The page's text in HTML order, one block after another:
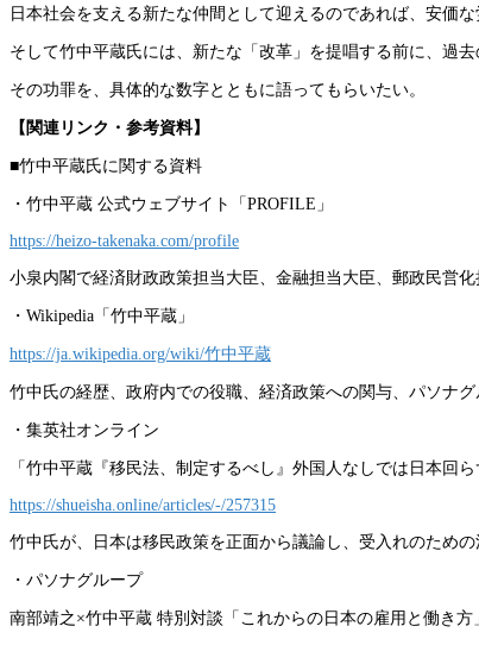
日本社会を支える新たな仲間として迎えるのであれば、安価
そして竹中平蔵氏には、新たな「改革」を提唱する前に、過
その功罪を、具体的な数字とともに語ってもらいたい。
【関連リンク・参考資料】
■竹中平蔵氏に関する資料
・竹中平蔵 公式ウェブサイト「PROFILE」
https://heizo-takenaka.com/profile
小泉内閣で経済財政政策担当大臣、金融担当大臣、郵政民営
・Wikipedia「竹中平蔵」
https://ja.wikipedia.org/wiki/竹中平蔵
竹中氏の経歴、政府内での役職、経済政策への関与、パソナ
・集英社オンライン
「竹中平蔵『移民法、制定するべし』外国人なしでは日本回ら
https://shueisha.online/articles/-/257315
竹中氏が、日本は移民政策を正面から議論し、受入れのため
・パソナグループ
南部靖之×竹中平蔵 特別対談「これからの日本の雇用と働き方